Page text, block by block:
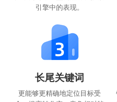
引擎中的表现。
长尾关键词
更能够更精确地定位目标受